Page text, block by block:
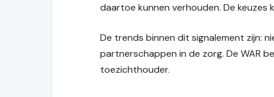
daartoe kunnen verhouden. De keuzes
De trends binnen dit signalement zijn:
partnerschappen in de zorg. De WAR
toezichthouder.